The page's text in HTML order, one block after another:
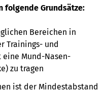
folgende Grundsätze:
Bereichen in
Trainings- und
Mund-Nasen-
zu tragen
ist der Mindestabstand